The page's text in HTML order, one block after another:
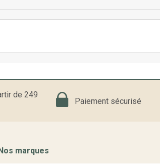
de 249
Paiement sécurisé
marques